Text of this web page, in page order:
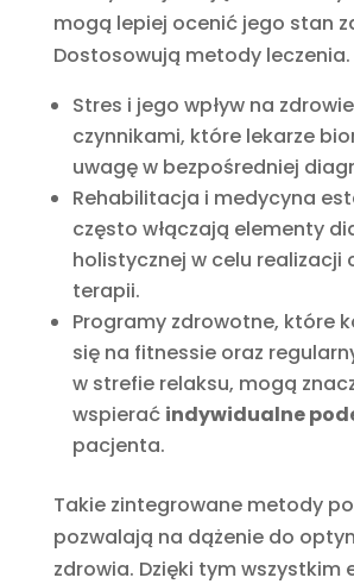
mogą lepiej ocenić jego stan
Dostosowują metody leczenia.
Stres i jego wpływ na
czynnikami, które lekarze
uwagę w bezpośredniej
Rehabilitacja i medycyna
często włączają elementy
holistycznej w celu realizacji
terapii.
Programy zdrowotne, które
się na fitnessie oraz
w strefie relaksu, mogą
wspierać indywidualne
pacjenta.
Takie zintegrowane metody
pozwalają na dążenie do
zdrowia. Dzięki tym wszystkim